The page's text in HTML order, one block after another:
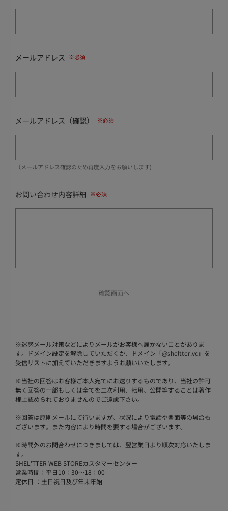
メールアドレス
メールアドレス（確認）
（メールアドレス確認のため再度入力をお願いします)
お問い合わせ内容詳細
※迷惑メール対策などによりメールがお客様へ届かないことがありま
す。ドメイン設定を解除していただくか、ドメイン「@sheltter.vc」を
受信リストに加えていただきますようお願いいたします。
※当社の回答はお客様ご本人宛てにお送りするものであり、当社の許可
無く回答の一部もしくは全てを二次利用、転用、公開等することは著作
権上認められておりませんのでご遠慮下さい。
※回答は原則メールにて行いますが、状況により電話や書面等の場合も
ございます。また内容により時間を要する場合がございます。
※時間外のお問合わせにつきましては、翌営業日より順次対応いたしま
す。
SHEL'TTER WEB STOREカスタマーセンター
営業時間：平日10：30～18：00
定休日 ：土日祝日及び年末年始